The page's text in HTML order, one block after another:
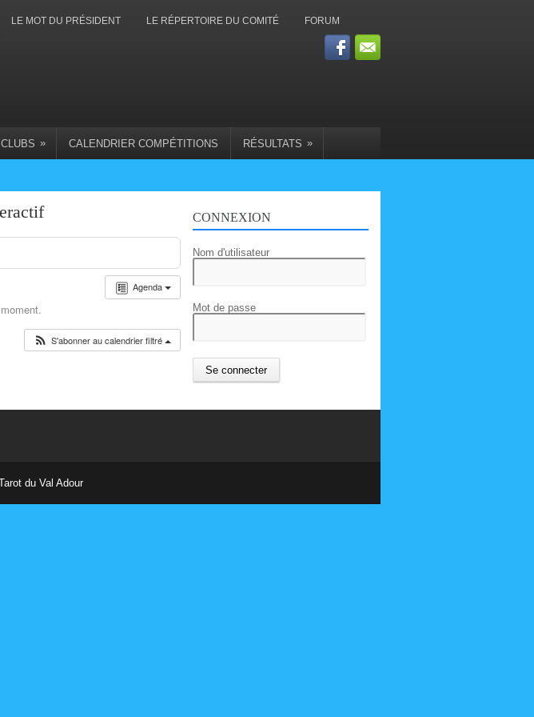
LE MOT DU PRÉSIDENT LE RÉPERTOIRE DU COMITÉ FORUM
» CALENDRIER COMPÉTITIONS RÉSULTATS »
Agenda
S'abonner au calendrier filtré
CONNEXION
Nom d'utilisateur
Mot de passe
du Val Adour